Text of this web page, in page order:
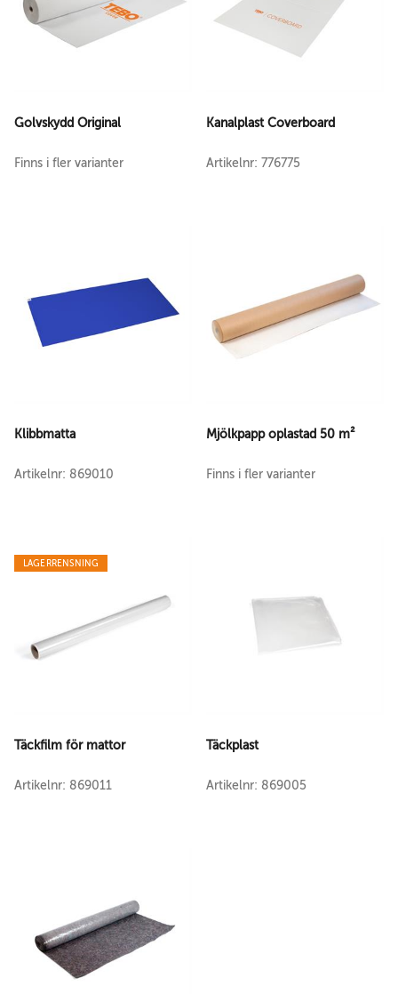
Golvskydd Original
Finns i fler varianter
Kanalplast Coverboard
Artikelnr: 776775
Klibbmatta
Artikelnr: 869010
Mjölkpapp oplastad 50 m²
Finns i fler varianter
LAGERRENSNING
Täckfilm för mattor
Artikelnr: 869011
Täckplast
Artikelnr: 869005